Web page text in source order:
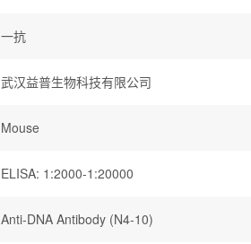
一抗
武汉益普生物科技有限公司
Mouse
ELISA: 1:2000-1:20000
Anti-DNA Antibody (N4-10)